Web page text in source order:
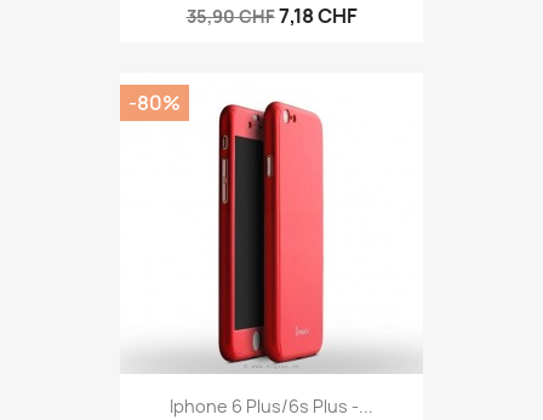
35,90 CHF7,18 CHF
Iphone 6 Plus/6s Plus -...
-80%